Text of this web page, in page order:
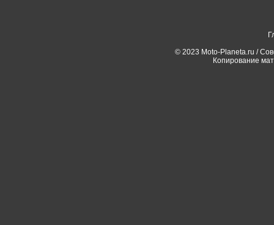
© 2023 Moto-Planeta.ru /
Копирование